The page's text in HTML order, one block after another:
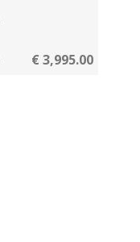
€ 3,995.00